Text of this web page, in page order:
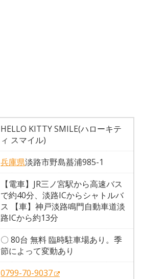
HELLO KITTY SMILE(ハローキテ
ィ スマイル)
兵庫県淡路市野島蟇浦985-1
【電車】JR三ノ宮駅から高速バス
で約40分、淡路ICからシャトルバ
ス 【車】神戸淡路鳴門自動車道淡
路ICから約13分
〇 80台 無料 臨時駐車場あり。季
節によって変動あり
0799-70-9037